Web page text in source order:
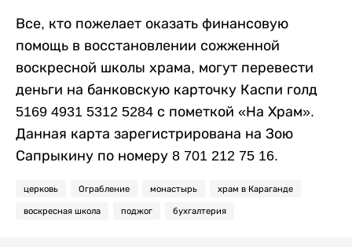
Все, кто пожелает оказать финансовую
помощь в восстановлении сожженной
воскресной школы храма, могут перевести
деньги на банковскую карточку Каспи голд
5169 4931 5312 5284 с пометкой «На Храм».
Данная карта зарегистрирована на Зою
Сапрыкину по номеру 8 701 212 75 16.
церковь Ограбление монастырь храм в Караганде
воскресная школа поджог бухгалтерия